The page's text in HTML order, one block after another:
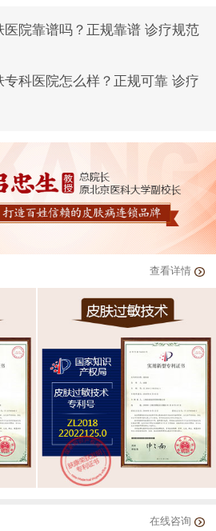
医院靠谱吗？正规靠谱 诊疗规范
专科医院怎么样？正规可靠 诊疗
查看详情
在线咨询